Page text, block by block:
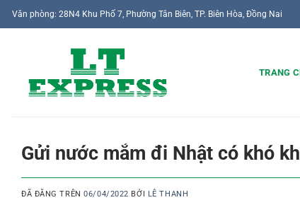
Chuyển
đến
Văn phòng: 28N4 Khu Phố 7, Phường Tân Biên, TP. Biên Hòa, Đồng Nai
TRANG
Gửi nước mắm đi Nhật có khó
ĐÃ ĐĂNG TRÊN06/04/2022 BỞI LÊ THANH